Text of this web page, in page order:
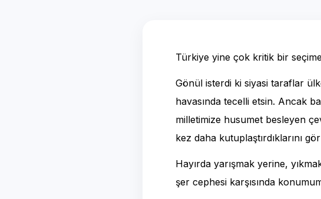
Türkiye yine çok kritik bir
Gönül isterdi ki siyasi taraflar
havasında tecelli etsin. Ancak
milletimize husumet besleyen
kez daha kutuplaştırdıklarını
Hayırda yarışmak yerine,
şer cephesi karşısında